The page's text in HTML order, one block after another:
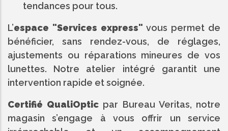
tendances pour tous.
L’espace "Services express" vous permet de
bénéficier, sans rendez-vous, de réglages,
ajustements ou réparations mineures de vos
lunettes. Notre atelier intégré garantit une
intervention rapide et soignée.
Certifié QualiOptic par Bureau Veritas, notre
magasin s’engage à vous offrir un service